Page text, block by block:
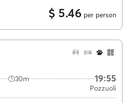
$ 5.46 per person
30m 19:55
Pozzuoli